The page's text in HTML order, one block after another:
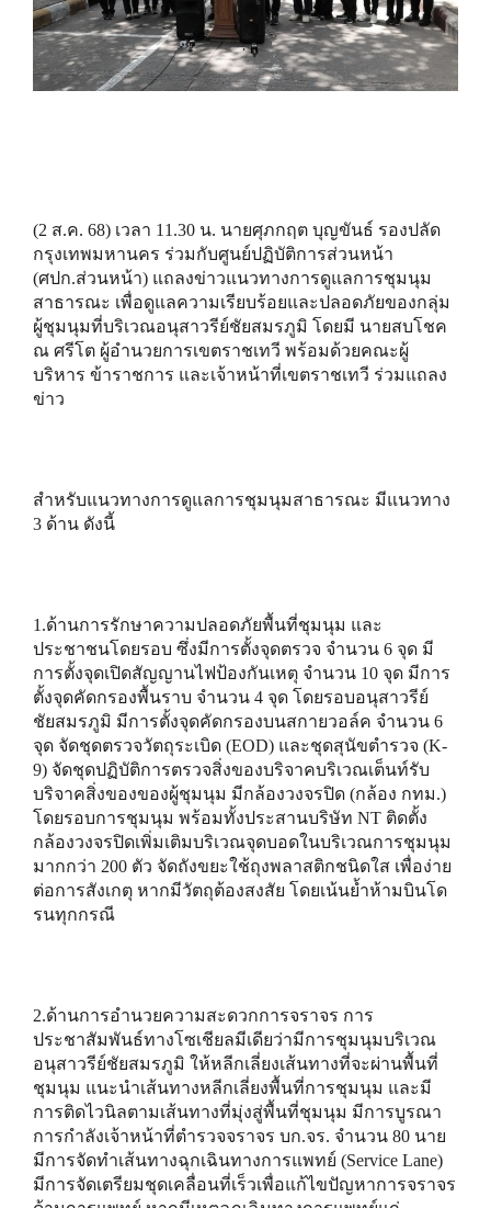
(2 ส.ค. 68) เวลา 11.30 น. นายศุภกฤต บุญขันธ์ รองปลัด
กรุงเทพมหานคร ร่วมกับศูนย์ปฏิบัติการส่วนหน้า
(ศปก.ส่วนหน้า) แถลงข่าวแนวทางการดูแลการชุมนุม
สาธารณะ เพื่อดูแลความเรียบร้อยและปลอดภัยของกลุ่ม
ผู้ชุมนุมที่บริเวณอนุสาวรีย์ชัยสมรภูมิ โดยมี นายสบโชค
ณ ศรีโต ผู้อำนวยการเขตราชเทวี พร้อมด้วยคณะผู้
บริหาร ข้าราชการ และเจ้าหน้าที่เขตราชเทวี ร่วมแถลง
ข่าว
สำหรับแนวทางการดูแลการชุมนุมสาธารณะ มีแนวทาง
3 ด้าน ดังนี้
1.ด้านการรักษาความปลอดภัยพื้นที่ชุมนุม และ
ประชาชนโดยรอบ ซึ่งมีการตั้งจุดตรวจ จำนวน 6 จุด มี
การตั้งจุดเปิดสัญญานไฟป้องกันเหตุ จำนวน 10 จุด มีการ
ตั้งจุดคัดกรองพื้นราบ จำนวน 4 จุด โดยรอบอนุสาวรีย์
ชัยสมรภูมิ มีการตั้งจุดคัดกรองบนสกายวอล์ค จำนวน 6
จุด จัดชุดตรวจวัตถุระเบิด (EOD) และชุดสุนัขตำรวจ (K-
9) จัดชุดปฏิบัติการตรวจสิ่งของบริจาคบริเวณเต็นท์รับ
บริจาคสิ่งของของผู้ชุมนุม มีกล้องวงจรปิด (กล้อง กทม.)
โดยรอบการชุมนุม พร้อมทั้งประสานบริษัท NT ติดตั้ง
กล้องวงจรปิดเพิ่มเติมบริเวณจุดบอดในบริเวณการชุมนุม
มากกว่า 200 ตัว จัดถังขยะใช้ถุงพลาสติกชนิดใส เพื่อง่าย
ต่อการสังเกตุ หากมีวัตถุต้องสงสัย โดยเน้นย้ำห้ามบินโด
รนทุกกรณี
2.ด้านการอำนวยความสะดวกการจราจร การ
ประชาสัมพันธ์ทางโซเชียลมีเดียว่ามีการชุมนุมบริเวณ
อนุสาวรีย์ชัยสมรภูมิ ให้หลีกเลี่ยงเส้นทางที่จะผ่านพื้นที่
ชุมนุม แนะนำเส้นทางหลีกเลี่ยงพื้นที่การชุมนุม และมี
การติดไวนิลตามเส้นทางที่มุ่งสู่พื้นที่ชุมนุม มีการบูรณา
การกำลังเจ้าหน้าที่ตำรวจจราจร บก.จร. จำนวน 80 นาย
มีการจัดทำเส้นทางฉุกเฉินทางการแพทย์ (Service Lane)
มีการจัดเตรียมชุดเคลื่อนที่เร็วเพื่อแก้ไขปัญหาการจราจร